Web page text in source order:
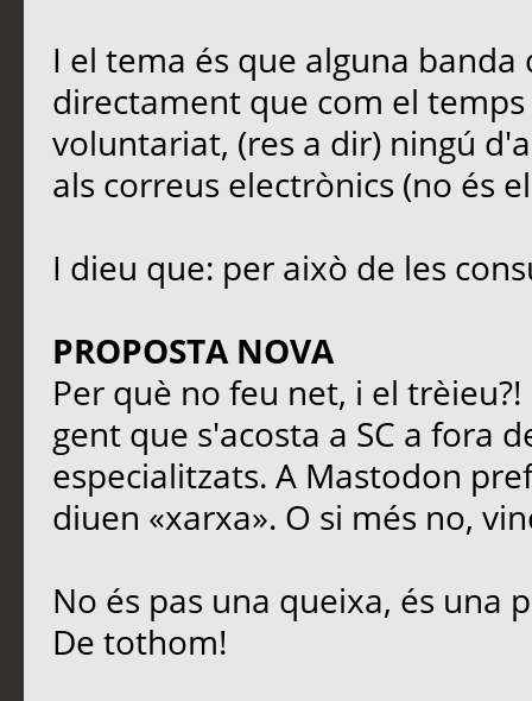
I el tema és que alguna
directament que com el
voluntariat, (res a dir) ningú
als correus electrònics (no és
I dieu que: per això de les
PROPOSTA NOVA
Per què no feu net, i el
gent que s'acosta a SC a fora
especialitzats. A Mastodon
diuen «xarxa». O si més no,
No és pas una queixa, és
De tothom!